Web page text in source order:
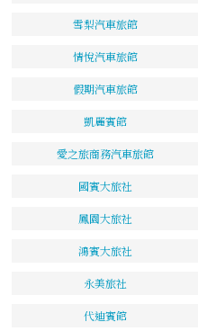
雪梨汽車旅館
情悅汽車旅館
假期汽車旅館
凱麗賓館
愛之旅商務汽車旅館
國賓大旅社
鳳園大旅社
鴻賓大旅社
永美旅社
代迪賓館